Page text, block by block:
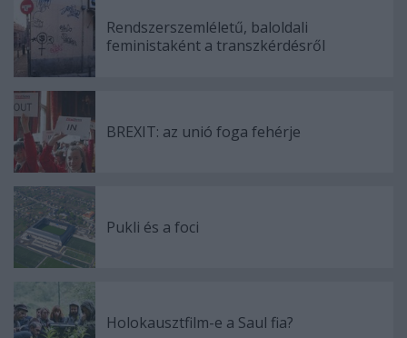
Rendszerszemléletű, baloldali
feministaként a transzkérdésről
BREXIT: az unió foga fehérje
Pukli és a foci
Holokausztfilm-e a Saul fia?